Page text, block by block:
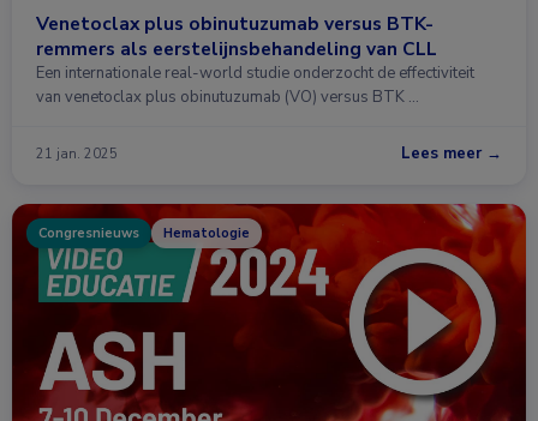
Venetoclax plus obinutuzumab versus BTK-
remmers als eerstelijnsbehandeling van CLL
Een internationale real-world studie onderzocht de effectiviteit
van venetoclax plus obinutuzumab (VO) versus BTK …
21 jan. 2025 Lees meer →
Congresnieuws Hematologie